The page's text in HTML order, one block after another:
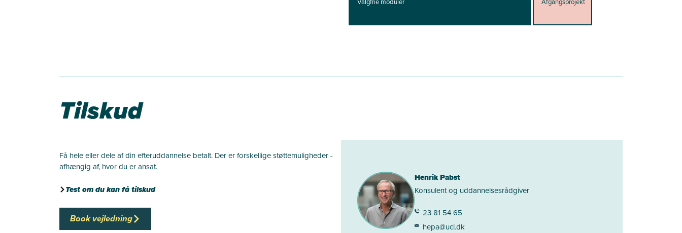
Tilskud
Få hele eller dele af din efteruddannelse betalt. Der er forskellige støttemuligheder -
afhængig af, hvor du er ansat.
Test om du kan få tilskud
Book vejledning
Henrik Pabst
Konsulent og uddannelsesrådgiver
23 81 54 65
hepa@ucl.dk